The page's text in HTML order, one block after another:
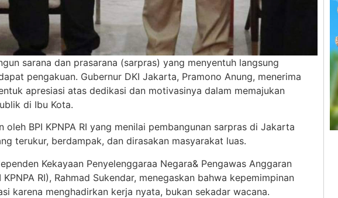
sarana dan prasarana (sarpras) yang menyentuh langsung
pengakuan. Gubernur DKI Jakarta, Pramono Anung, menerima
apresiasi atas dedikasi dan motivasinya dalam memajukan
di Ibu Kota.
BPI KPNPA RI yang menilai pembangunan sarpras di Jakarta
terukur, berdampak, dan dirasakan masyarakat luas.
Kekayaan Penyelenggaraa Negara& Pengawas Anggaran
RI), Rahmad Sukendar, menegaskan bahwa kepemimpinan
karena menghadirkan kerja nyata, bukan sekadar wacana.